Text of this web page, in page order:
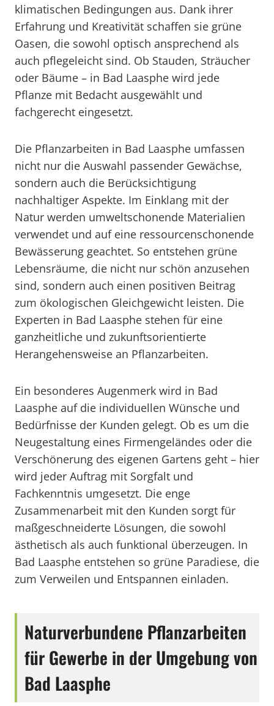
klimatischen Bedingungen aus. Dank ihrer
Erfahrung und Kreativität schaffen sie grüne
Oasen, die sowohl optisch ansprechend als
auch pflegeleicht sind. Ob Stauden, Sträucher
oder Bäume – in Bad Laasphe wird jede
Pflanze mit Bedacht ausgewählt und
fachgerecht eingesetzt.
Die Pflanzarbeiten in Bad Laasphe umfassen
nicht nur die Auswahl passender Gewächse,
sondern auch die Berücksichtigung
nachhaltiger Aspekte. Im Einklang mit der
Natur werden umweltschonende Materialien
verwendet und auf eine ressourcenschonende
Bewässerung geachtet. So entstehen grüne
Lebensräume, die nicht nur schön anzusehen
sind, sondern auch einen positiven Beitrag
zum ökologischen Gleichgewicht leisten. Die
Experten in Bad Laasphe stehen für eine
ganzheitliche und zukunftsorientierte
Herangehensweise an Pflanzarbeiten.
Ein besonderes Augenmerk wird in Bad
Laasphe auf die individuellen Wünsche und
Bedürfnisse der Kunden gelegt. Ob es um die
Neugestaltung eines Firmengeländes oder die
Verschönerung des eigenen Gartens geht – hier
wird jeder Auftrag mit Sorgfalt und
Fachkenntnis umgesetzt. Die enge
Zusammenarbeit mit den Kunden sorgt für
maßgeschneiderte Lösungen, die sowohl
ästhetisch als auch funktional überzeugen. In
Bad Laasphe entstehen so grüne Paradiese, die
zum Verweilen und Entspannen einladen.
Naturverbundene Pflanzarbeiten
für Gewerbe in der Umgebung von
Bad Laasphe